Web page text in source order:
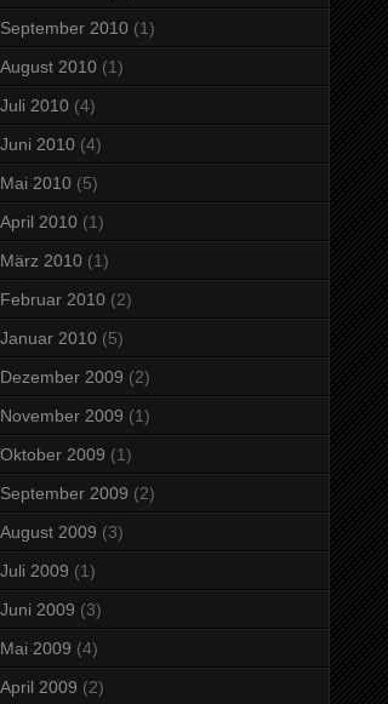
September 2010 (1)
August 2010 (1)
Juli 2010 (4)
Juni 2010 (4)
Mai 2010 (5)
April 2010 (1)
März 2010 (1)
Februar 2010 (2)
Januar 2010 (5)
Dezember 2009 (2)
November 2009 (1)
Oktober 2009 (1)
September 2009 (2)
August 2009 (3)
Juli 2009 (1)
Juni 2009 (3)
Mai 2009 (4)
April 2009 (2)